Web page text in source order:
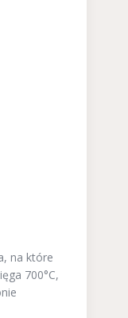
na które
700°C,